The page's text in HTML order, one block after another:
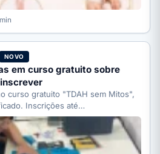
NOVO
em curso gratuito sobre
curso gratuito "TDAH sem Mitos",
Inscrições até…